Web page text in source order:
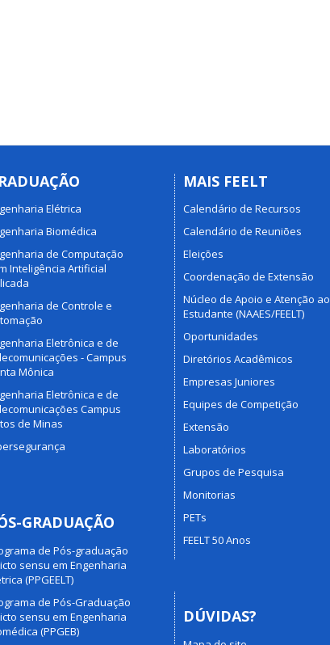
Elétrica
Biomédica
de Computação
Inteligência Artificial
de Controle e
Eletrônica e de
- Campus
Mônica
Eletrônica e de
Campus
de Minas
GRADUAÇÃO
de Pós-graduação
sensu em Engenharia
(PPGEELT)
de Pós-Graduação
sensu em Engenharia
(PPGEB)
MAIS FEELT
Calendário de Recursos
Calendário de Reuniões
Eleições
Coordenação de Extensão
Núcleo de Apoio e Atenção ao
Estudante (NAAES/FEELT)
Oportunidades
Diretórios Acadêmicos
Empresas Juniores
Equipes de Competição
Extensão
Laboratórios
Grupos de Pesquisa
Monitorias
PETs
FEELT 50 Anos
DÚVIDAS?